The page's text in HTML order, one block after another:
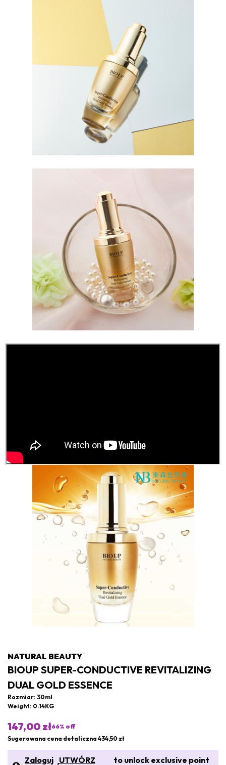
NATURAL BEAUTY
BIOUP SUPER-CONDUCTIVE REVITALIZING
DUAL GOLD ESSENCE
Rozmiar: 30ml
Weight: 0.14KG
147,00 zł66% off
Sugerowana cena detaliczna 434,50 zł
Zaloguj UTWÓRZ to unlock exclusive point